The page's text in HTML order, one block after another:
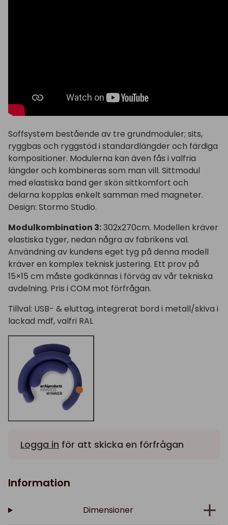
Soffsystem bestående av tre grundmoduler; sits,
ryggbas och ryggstöd i standardlängder och färdiga
kompositioner. Modulerna kan även fås i valfria
längder och kombineras som man vill. Sittmodul
med elastiska band ger skön sittkomfort och
delarna kopplas enkelt samman med magneter.
Design: Stormo Studio.
Modulkombination 3:302x270cm. Modellen kräver
elastiska tyger, nedan några av fabrikens val.
Användning av kundens eget tyg på denna modell
kräver en komplex teknisk justering. Ett prov på
15×15 cm måste godkännas i förväg av vår tekniska
avdelning. Pris i COM mot förfrågan.
Tillval: USB- & eluttag, integrerat bord i metall/skiva i
lackad mdf, valfri RAL
Logga in för att skicka en förfrågan
Information
Dimensioner